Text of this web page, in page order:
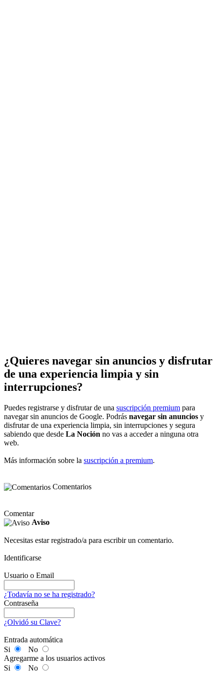
¿Quieres navegar sin anuncios y disfrutar
de una experiencia limpia y sin
interrupciones?
Puedes registrarse y disfrutar de una suscripción premium para
navegar sin anuncios de Google. Podrás navegar sin anuncios y
disfrutar de una experiencia limpia, sin interrupciones y segura
sabiendo que desde La Noción no vas a acceder a ninguna otra
web.
Más información sobre la suscripción a premium.
Comentarios
Comentar
Aviso
Necesitas estar registrado/a para escribir un comentario.
Identificarse
Usuario o Email
¿Todavía no se ha registrado?
Contraseña
¿Olvidó su Clave?
Entrada automática
Si
No
Agregarme a los usuarios activos
Si
No